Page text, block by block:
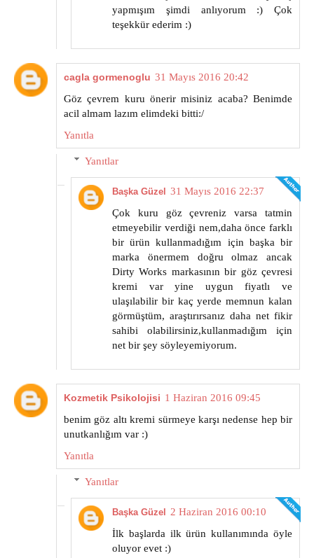
yapmışım şimdi anlıyorum :) Çok
teşekkür ederim :)
cagla gormenoglu 31 Mayıs 2016 20:42
Göz çevrem kuru önerir misiniz acaba? Benimde
acil almam lazım elimdeki bitti:/
Yanıtla
Yanıtlar
Başka Güzel 31 Mayıs 2016 22:37
Çok kuru göz çevreniz varsa tatmin
etmeyebilir verdiği nem,daha önce farklı
bir ürün kullanmadığım için başka bir
marka önermem doğru olmaz ancak
Dirty Works markasının bir göz çevresi
kremi var yine uygun fiyatlı ve
ulaşılabilir bir kaç yerde memnun kalan
görmüştüm, araştırırsanız daha net fikir
sahibi olabilirsiniz,kullanmadığım için
net bir şey söyleyemiyorum.
Kozmetik Psikolojisi 1 Haziran 2016 09:45
benim göz altı kremi sürmeye karşı nedense hep bir
unutkanlığım var :)
Yanıtla
Yanıtlar
Başka Güzel 2 Haziran 2016 00:10
İlk başlarda ilk ürün kullanımında öyle
oluyor evet :)